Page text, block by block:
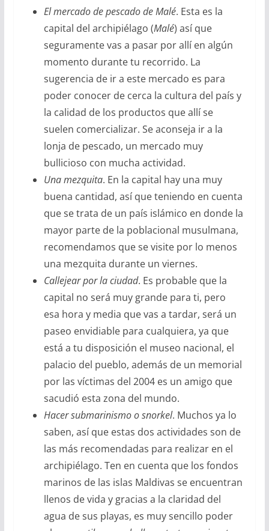
El mercado de pescado de Malé. Esta es la
capital del archipiélago (Malé) así que
seguramente vas a pasar por allí en algún
momento durante tu recorrido. La
sugerencia de ir a este mercado es para
poder conocer de cerca la cultura del país y
la calidad de los productos que allí se
suelen comercializar. Se aconseja ir a la
lonja de pescado, un mercado muy
bullicioso con mucha actividad.
Una mezquita. En la capital hay una muy
buena cantidad, así que teniendo en cuenta
que se trata de un país islámico en donde la
mayor parte de la poblacional musulmana,
recomendamos que se visite por lo menos
una mezquita durante un viernes.
Callejear por la ciudad. Es probable que la
capital no será muy grande para ti, pero
esa hora y media que vas a tardar, será un
paseo envidiable para cualquiera, ya que
está a tu disposición el museo nacional, el
palacio del pueblo, además de un memorial
por las víctimas del 2004 es un amigo que
sacudió esta zona del mundo.
Hacer submarinismo o snorkel. Muchos ya lo
saben, así que estas dos actividades son de
las más recomendadas para realizar en el
archipiélago. Ten en cuenta que los fondos
marinos de las islas Maldivas se encuentran
llenos de vida y gracias a la claridad del
agua de sus playas, es muy sencillo poder